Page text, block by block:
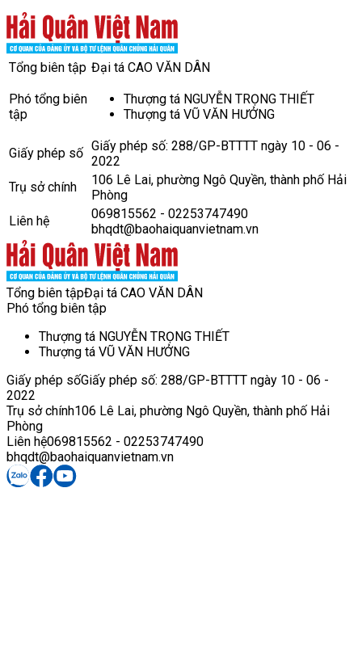
Tổng biên tập Đại tá CAO VĂN DÂN
Phó tổng biên
tập
Thượng tá NGUYỄN TRỌNG THIẾT
Thượng tá VŨ VĂN HƯỞNG
Giấy phép số Giấy phép số: 288/GP-BTTTT ngày 10 - 06 -
2022
Trụ sở chính
106 Lê Lai, phường Ngô Quyền, thành phố Hải
Phòng
Liên hệ
069815562 - 02253747490
bhqdt@baohaiquanvietnam.vn
Tổng biên tậpĐại tá CAO VĂN DÂN
Phó tổng biên tập
Thượng tá NGUYỄN TRỌNG THIẾT
Thượng tá VŨ VĂN HƯỞNG
Giấy phép sốGiấy phép số: 288/GP-BTTTT ngày 10 - 06 -
2022
Trụ sở chính106 Lê Lai, phường Ngô Quyền, thành phố Hải
Phòng
Liên hệ069815562 - 02253747490
bhqdt@baohaiquanvietnam.vn